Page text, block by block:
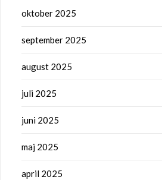
oktober 2025
september 2025
august 2025
juli 2025
juni 2025
maj 2025
april 2025